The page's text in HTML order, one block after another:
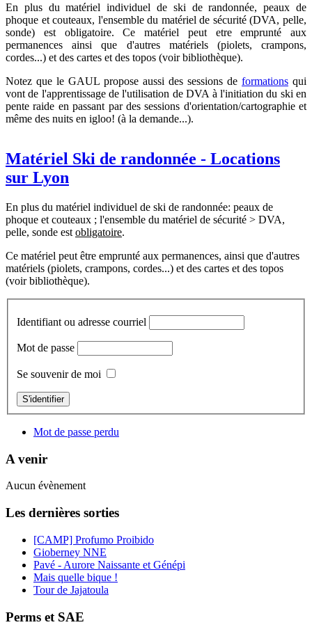
En plus du matériel individuel de ski de randonnée, peaux de
phoque et couteaux, l'ensemble du matériel de sécurité (DVA, pelle,
sonde) est obligatoire. Ce matériel peut etre emprunté aux
permanences ainsi que d'autres matériels (piolets, crampons,
cordes...) et des cartes et des topos (voir bibliothèque).
Notez que le GAUL propose aussi des sessions de formations qui
vont de l'apprentissage de l'utilisation de DVA à l'initiation du ski en
pente raide en passant par des sessions d'orientation/cartographie et
même des nuits en igloo! (à la demande...).
Matériel Ski de randonnée - Locations
sur Lyon
En plus du matériel individuel de ski de randonnée: peaux de
phoque et couteaux ; l'ensemble du matériel de sécurité > DVA,
pelle, sonde est obligatoire.
Ce matériel peut être emprunté aux permanences, ainsi que d'autres
matériels (piolets, crampons, cordes...) et des cartes et des topos
(voir bibliothèque).
Identifiant ou adresse courriel
Mot de passe
Se souvenir de moi
S'identifier
Mot de passe perdu
A venir
Aucun évènement
Les dernières sorties
[CAMP] Profumo Proibido
Gioberney NNE
Pavé - Aurore Naissante et Génépi
Mais quelle bique !
Tour de Jajatoula
Perms et SAE